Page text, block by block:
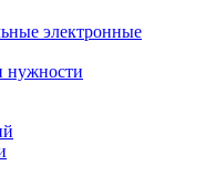
электронные
нужности